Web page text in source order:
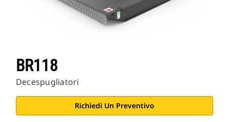
BR118
Decespugliatori
Richiedi Un Preventivo